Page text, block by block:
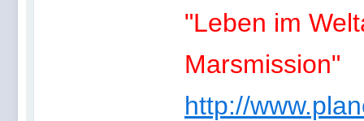
"Leben im
Marsmission"
http://